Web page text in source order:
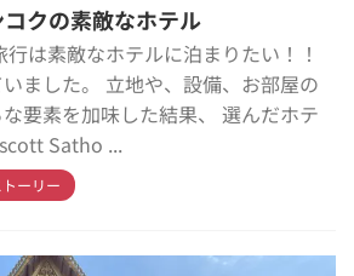
コクの素敵なホテル
は素敵なホテルに泊まりたい！！
ました。 立地や、設備、お部屋の
要素を加味した結果、 選んだホテ
Satho ...
トーリー